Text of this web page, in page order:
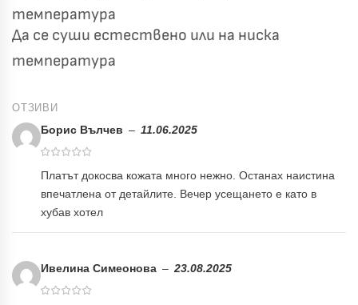
температура
Да се суши естествено или на ниска
температура
ОТЗИВИ
Борис Вълчев – 11.06.2025
Платът докосва кожата много нежно. Останах наистина
впечатлена от детайлите. Вечер усещането е като в
хубав хотел
Ивелина Симеонова – 23.08.2025